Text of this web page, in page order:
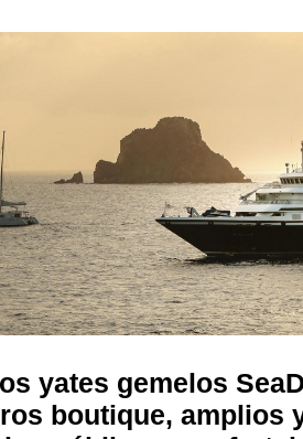
yates gemelos
boutique, amplios